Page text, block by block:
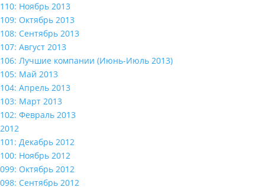
110: Ноябрь 2013
109: Октябрь 2013
108: Сентябрь 2013
107: Август 2013
106: Лучшие компании (Июнь-Июль 2013)
105: Май 2013
104: Апрель 2013
103: Март 2013
102: Февраль 2013
2012
101: Декабрь 2012
100: Ноябрь 2012
099: Октябрь 2012
098: Сентябрь 2012